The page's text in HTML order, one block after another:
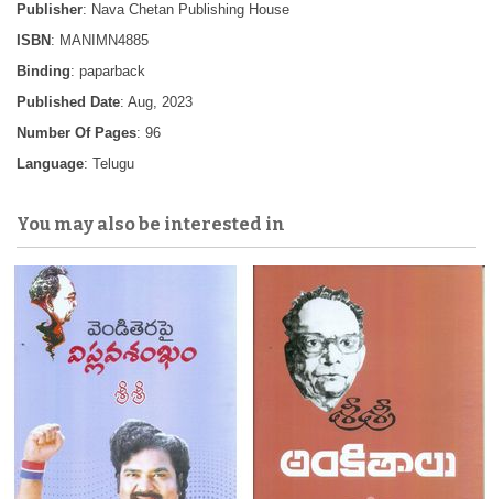
Publisher: Nava Chetan Publishing House
ISBN : MANIMN4885
Binding: paparback
Published Date: Aug, 2023
Number Of Pages: 96
Language: Telugu
You may also be interested in